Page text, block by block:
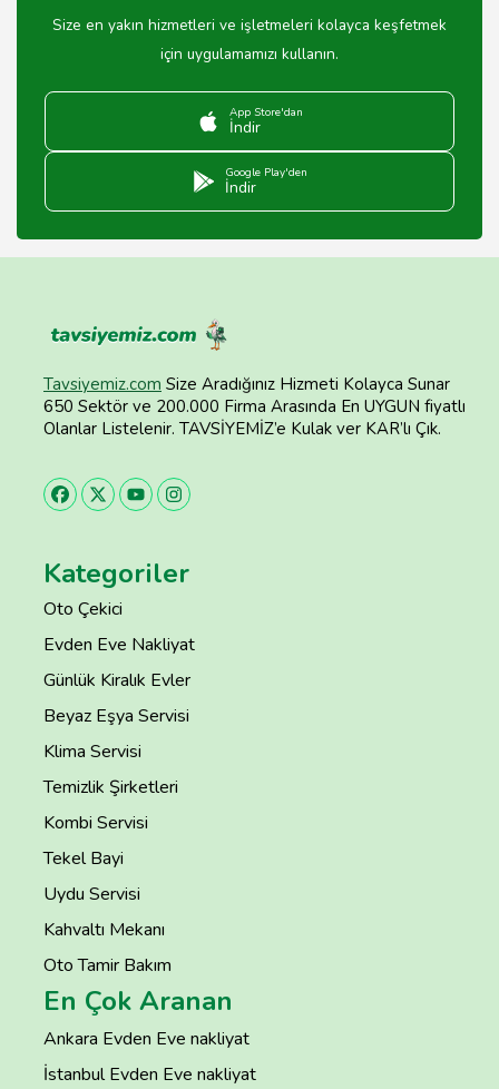
Size en yakın hizmetleri ve işletmeleri kolayca keşfetmek
için uygulamamızı kullanın.
App Store'dan
İndir
Google Play'den
İndir
Tavsiyemiz.com Size Aradığınız Hizmeti Kolayca Sunar
650 Sektör ve 200.000 Firma Arasında En UYGUN fiyatlı
Olanlar Listelenir. TAVSİYEMİZ’e Kulak ver KAR’lı Çık.
Kategoriler
Oto Çekici
Evden Eve Nakliyat
Günlük Kiralık Evler
Beyaz Eşya Servisi
Klima Servisi
Temizlik Şirketleri
Kombi Servisi
Tekel Bayi
Uydu Servisi
Kahvaltı Mekanı
Oto Tamir Bakım
En Çok Aranan
Ankara Evden Eve nakliyat
İstanbul Evden Eve nakliyat